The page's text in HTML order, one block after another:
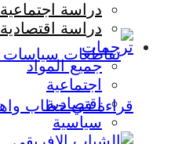
دراسة اجتماعية
دراسة اقتصادية
ترجمات
جميع المواد
اجتماعية
اقتصادية
سياسية